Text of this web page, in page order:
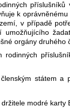
k
v případě
orgány druhého
státem a
modré karty